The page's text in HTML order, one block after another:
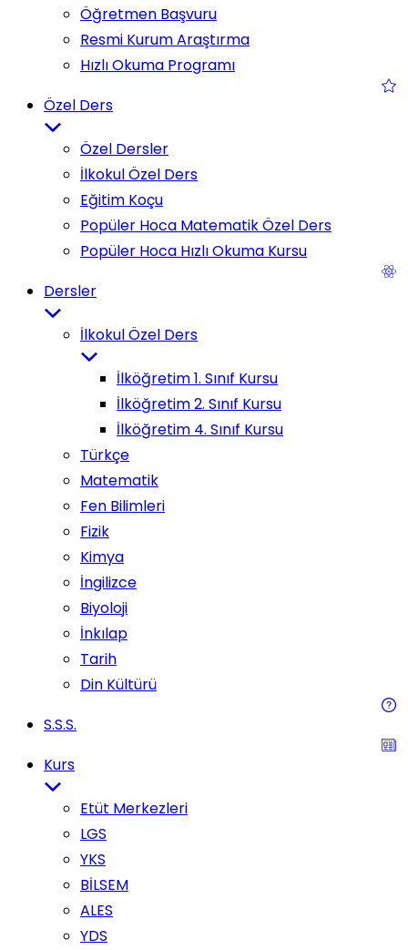
Öğretmen Başvuru
Resmi Kurum Araştırma
Hızlı Okuma Programı
Özel Ders
Özel Dersler
İlkokul Özel Ders
Eğitim Koçu
Popüler Hoca Matematik Özel Ders
Popüler Hoca Hızlı Okuma Kursu
Dersler
İlkokul Özel Ders
İlköğretim 1. Sınıf Kursu
İlköğretim 2. Sınıf Kursu
İlköğretim 4. Sınıf Kursu
Türkçe
Matematik
Fen Bilimleri
Fizik
Kimya
İngilizce
Biyoloji
İnkılap
Tarih
Din Kültürü
S.S.S.
Kurs
Etüt Merkezleri
LGS
YKS
BİLSEM
ALES
YDS